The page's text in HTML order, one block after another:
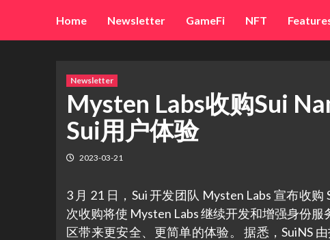
content
Home Newsletter GameFi NFT
Newsletter
Mysten Labs收购Sui
Sui用户体验
2023-03-21
3 月 21 日，Sui 开发团队 Mysten Labs 宣布收
次收购将使 Mysten Labs 继续开发和增强身份服
区带来更安全、更简单的体验。 据悉，SuiNS